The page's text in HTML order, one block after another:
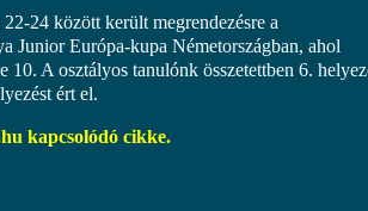
24 között került megrendezésre a
Junior Európa-kupa Németországban, ahol
10. A osztályos tanulónk összetettben 6.
ért el.
kapcsolódó cikke.